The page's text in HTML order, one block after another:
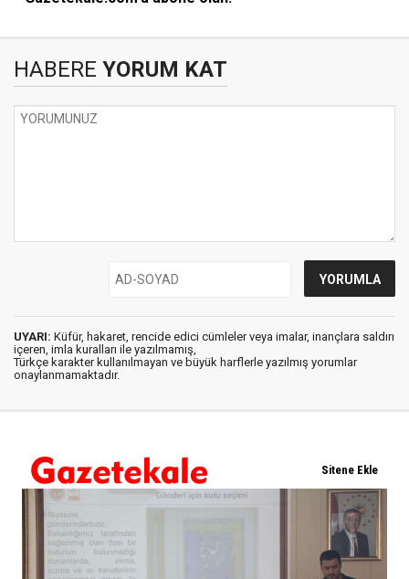
HABERE YORUM KAT
UYARI: Küfür, hakaret, rencide edici cümleler veya imalar, inançlara saldırı
içeren, imla kuralları ile yazılmamış,
Türkçe karakter kullanılmayan ve büyük harflerle yazılmış yorumlar
onaylanmamaktadır.